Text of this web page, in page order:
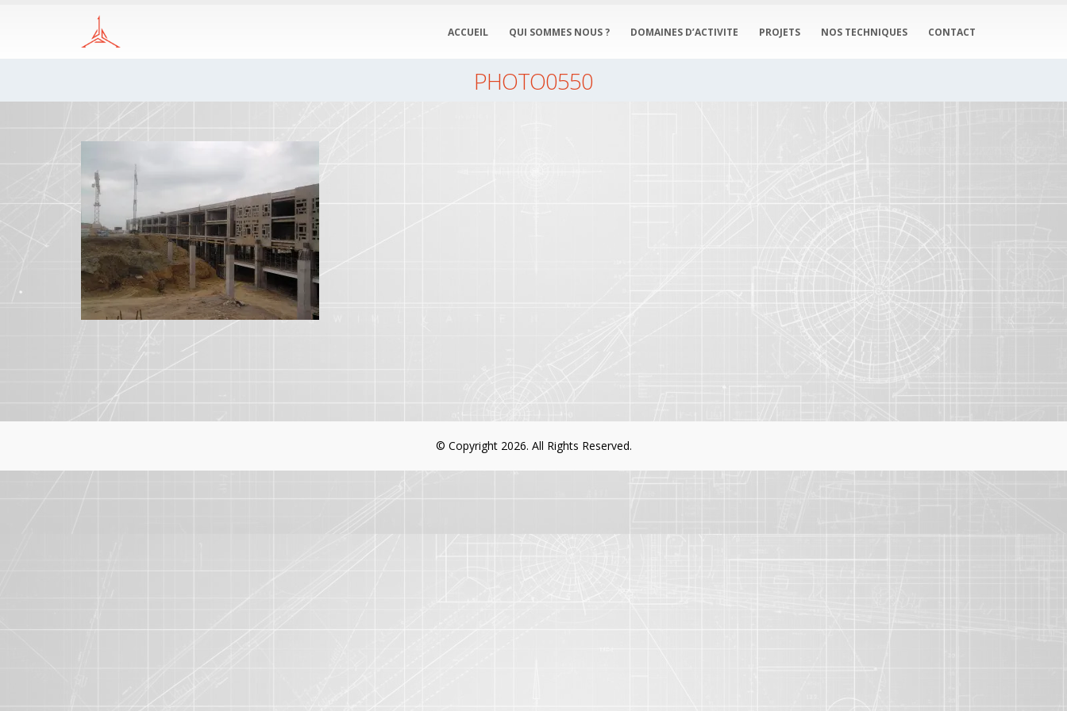
ACCUEIL QUI SOMMES NOUS ? DOMAINES D’ACTIVITE PROJETS NOS TECHNIQUES CONTACT
PHOTO0550
© Copyright 2026. All Rights Reserved.